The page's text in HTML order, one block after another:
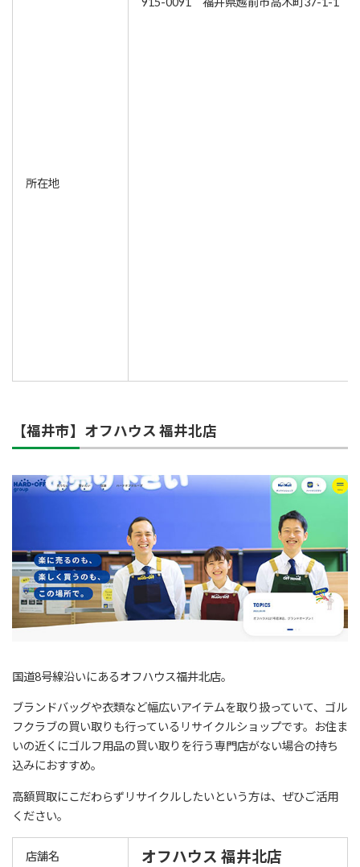
所在地
【福井市】オフハウス 福井北店
国道8号線沿いにあるオフハウス福井北店。
ブランドバッグや衣類など幅広いアイテムを取り扱っていて、ゴル
フクラブの買い取りも行っているリサイクルショップです。お住ま
いの近くにゴルフ用品の買い取りを行う専門店がない場合の持ち
込みにおすすめ。
高額買取にこだわらずリサイクルしたいという方は、ぜひご活用
ください。
店舗名 オフハウス 福井北店